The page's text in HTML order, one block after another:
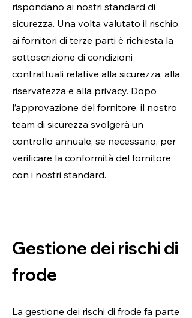
rispondano ai nostri standard di
sicurezza. Una volta valutato il rischio,
ai fornitori di terze parti è richiesta la
sottoscrizione di condizioni
contrattuali relative alla sicurezza, alla
riservatezza e alla privacy. Dopo
l’approvazione del fornitore, il nostro
team di sicurezza svolgerà un
controllo annuale, se necessario, per
verificare la conformità del fornitore
con i nostri standard.
Gestione dei rischi di
frode
La gestione dei rischi di frode fa parte